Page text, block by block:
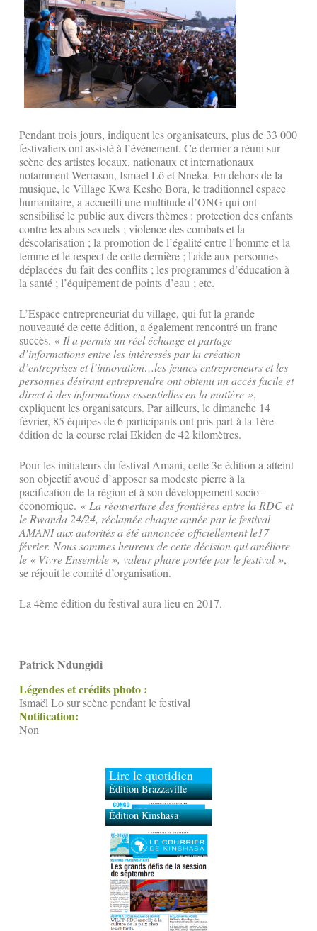
Pendant trois jours, indiquent les organisateurs, plus de 33 000
festivaliers ont assisté à l’événement. Ce dernier a réuni sur
scène des artistes locaux, nationaux et internationaux
notamment Werrason, Ismael Lô et Nneka. En dehors de la
musique, le Village Kwa Kesho Bora, le traditionnel espace
humanitaire, a accueilli une multitude d’ONG qui ont
sensibilisé le public aux divers thèmes : protection des enfants
contre les abus sexuels ; violence des combats et la
déscolarisation ; la promotion de l’égalité entre l’homme et la
femme et le respect de cette dernière ; l'aide aux personnes
déplacées du fait des conflits ; les programmes d’éducation à
la santé ; l’équipement de points d’eau ; etc.
L’Espace entrepreneuriat du village, qui fut la grande
nouveauté de cette édition, a également rencontré un franc
succès. « Il a permis un réel échange et partage
d’informations entre les intéressés par la création
d’entreprises et l’innovation…les jeunes entrepreneurs et les
personnes désirant entreprendre ont obtenu un accès facile et
direct à des informations essentielles en la matière »,
expliquent les organisateurs. Par ailleurs, le dimanche 14
février, 85 équipes de 6 participants ont pris part à la 1ère
édition de la course relai Ekiden de 42 kilomètres.
Pour les initiateurs du festival Amani, cette 3e édition a atteint
son objectif avoué d’apposer sa modeste pierre à la
pacification de la région et à son développement socio-
économique. « La réouverture des frontières entre la RDC et
le Rwanda 24/24, réclamée chaque année par le festival
AMANI aux autorités a été annoncée officiellement le17
février. Nous sommes heureux de cette décision qui améliore
le « Vivre Ensemble », valeur phare portée par le festival »,
se réjouit le comité d’organisation.
La 4ème édition du festival aura lieu en 2017.
Patrick Ndungidi
Légendes et crédits photo :
Ismaël Lo sur scène pendant le festival
Notification:
Non
Lire le quotidien
Édition Brazzaville
Édition Kinshasa